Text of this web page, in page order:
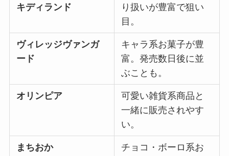
キディランド
り扱いが豊富で狙い
目。
ヴィレッジヴァンガ
ード
キャラ系お菓子が豊
富。発売数日後に並
ぶことも。
オリンピア
可愛い雑貨系商品と
一緒に販売されやす
い。
まちおか
チョコ・ボーロ系お